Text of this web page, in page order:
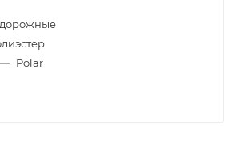
дорожные
— Polar